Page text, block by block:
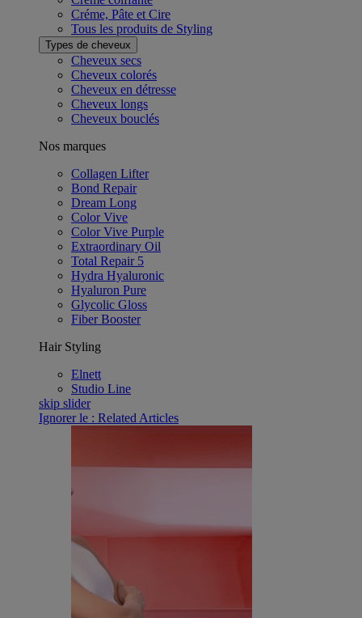
Créme, Pâte et Cire
Tous les produits de Styling
Types de cheveux
Cheveux secs
Cheveux colorés
Cheveux en détresse
Cheveux longs
Cheveux bouclés
Nos marques
Collagen Lifter
Bond Repair
Dream Long
Color Vive
Color Vive Purple
Extraordinary Oil
Total Repair 5
Hydra Hyaluronic
Hyaluron Pure
Glycolic Gloss
Fiber Booster
Hair Styling
Elnett
Studio Line
skip slider
Ignorer le : Related Articles